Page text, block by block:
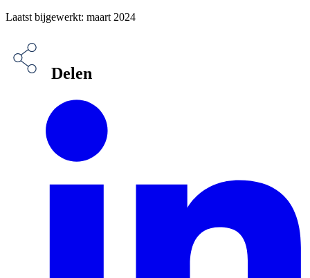
Laatst bijgewerkt: maart 2024
Delen